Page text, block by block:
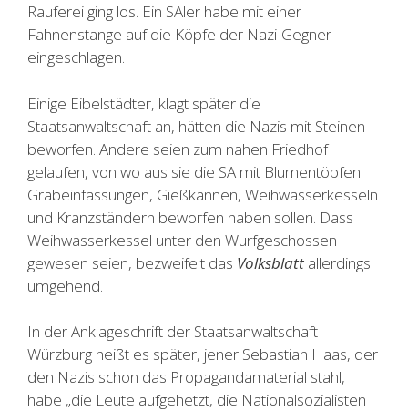
Rauferei ging los. Ein SAler habe mit einer
Fahnenstange auf die Köpfe der Nazi-Gegner
eingeschlagen.
Einige Eibelstädter, klagt später die
Staatsanwaltschaft an, hätten die Nazis mit Steinen
beworfen. Andere seien zum nahen Friedhof
gelaufen, von wo aus sie die SA mit Blumentöpfen
Grabeinfassungen, Gießkannen, Weihwasserkesseln
und Kranzständern beworfen haben sollen. Dass
Weihwasserkessel unter den Wurfgeschossen
gewesen seien, bezweifelt das Volksblatt allerdings
umgehend.
In der Anklageschrift der Staatsanwaltschaft
Würzburg heißt es später, jener Sebastian Haas, der
den Nazis schon das Propagandamaterial stahl,
habe „die Leute aufgehetzt, die Nationalsozialisten